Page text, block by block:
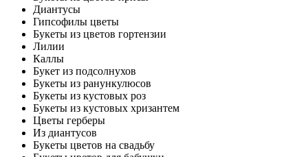
Диантусы
Гипсофилы цветы
Букеты из цветов гортензии
Лилии
Каллы
Букет из подсолнухов
Букеты из ранункулюсов
Букеты из кустовых роз
Букеты из кустовых хризантем
Цветы герберы
Из диантусов
Букеты цветов на свадьбу